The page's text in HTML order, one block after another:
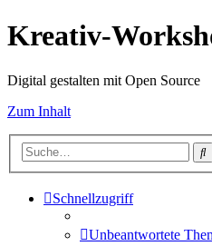
Kreativ-
Digital gestalten mit Open Source
Zum Inhalt
Schnellzugriff
Unbeantwortete